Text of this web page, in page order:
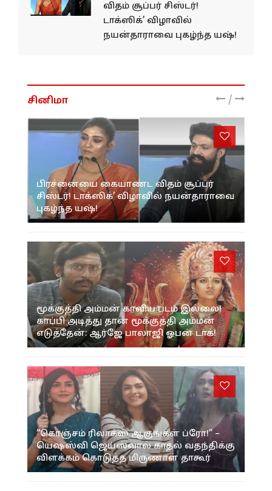
விதம் சூப்பர் சிஸ்டர்!
டாக்ஸிக்’ விழாவில்
நயன்தாராவை புகழ்ந்த யஷ்!
சினிமா /
பிரச்னையை கையாண்ட விதம் சூப்பர்
சிஸ்டர்! டாக்ஸிக்’ விழாவில் நயன்தாராவை
புகழ்ந்த யஷ்!
மூக்குத்தி அம்மன் காவிய படம் இல்லை!
காப்பி அடித்து தான் மூக்குத்தி அம்மன்
எடுத்தேன்: ஆர்ஜே பாலாஜி ஓபன் டாக்!
“கொஞ்சம் ரிலாக்ஸ் ஆகுங்கள் ப்ரோ!” –
யெஷஸ்வி ஜெய்ஸ்வால் காதல் வதந்திக்கு
விளக்கம் கொடுத்த மிருணாள் தாகூர்